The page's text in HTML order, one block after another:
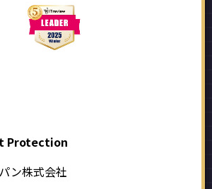
Protection
ン株式会社